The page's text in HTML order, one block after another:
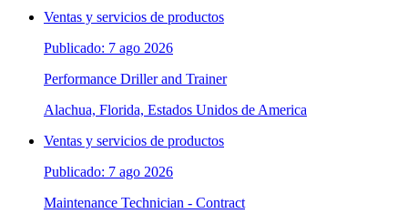
Ventas y servicios de productos
Publicado: 7 ago 2026
Performance Driller and Trainer
Alachua, Florida, Estados Unidos de America
Ventas y servicios de productos
Publicado: 7 ago 2026
Maintenance Technician - Contract